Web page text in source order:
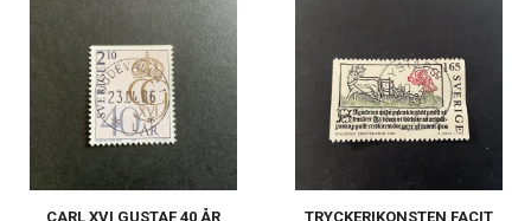
CARL XVI GUSTAF 40 ÅR
TRYCKERIKONSTEN FACIT